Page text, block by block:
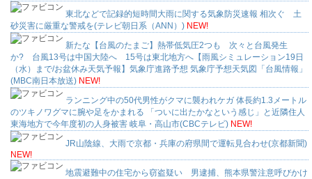
東北などで記録的短時間大雨に関する気象防災速報 相次ぐ 土
砂災害に厳重な警戒を(テレビ朝日系（ANN）) NEW!
新たな【台風のたまご】熱帯低気圧2つも 次々と台風発生
か? 台風13号は中国大陸へ 15号は東北地方へ【雨風シミュレーション19日
（水）まで/お盆休み天気予報】気象庁進路予想 気象庁予想天気図「台風情報」
(MBC南日本放送) NEW!
ランニング中の50代男性がクマに襲われケガ 体長約1.3メートル
のツキノワグマに腕や足をかまれる 「ついに出たかなという感じ」と近隣住人
東海地方で今年度初の人身被害 岐阜・高山市(CBCテレビ) NEW!
JR山陰線、大雨で京都・兵庫の府県間で運転見合わせ(京都新聞)
NEW!
地震避難中の住宅から窃盗疑い 男逮捕、熊本県警注意呼びかけ